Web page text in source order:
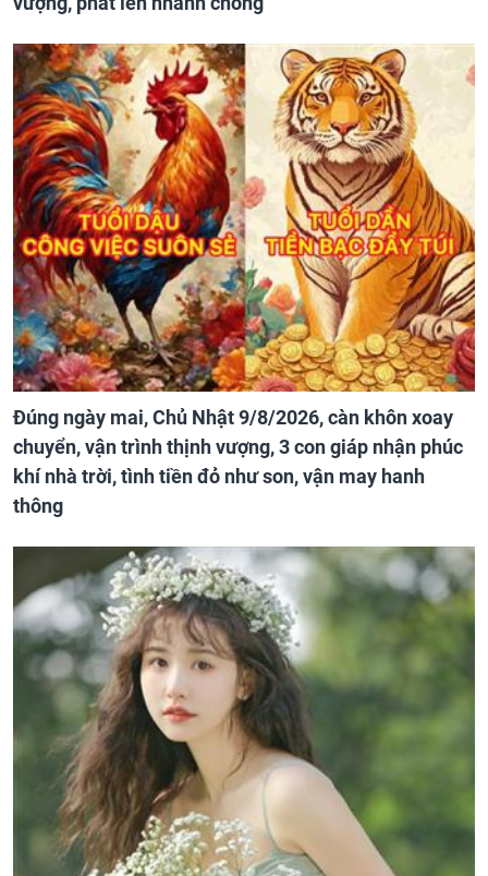
Đúng ngày mai, Chủ Nhật 9/8/2026, càn khôn xoay
chuyển, vận trình thịnh vượng, 3 con giáp nhận phúc
khí nhà trời, tình tiền đỏ như son, vận may hanh
thông